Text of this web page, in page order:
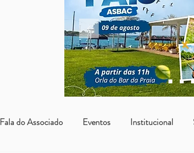
Fala do Associado Eventos Institucional